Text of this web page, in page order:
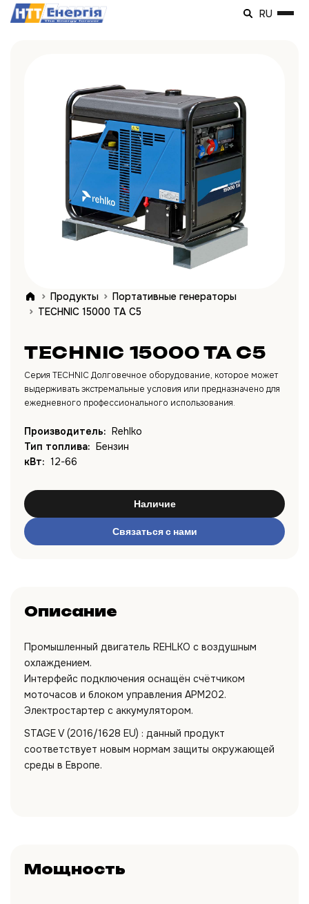
RU
Продукты
Портативные генераторы
TECHNIC 15000 TA C5
TECHNIC 15000 TA C5
Серия TECHNIC Долговечное оборудование, которое может
выдерживать экстремальные условия или предназначено для
ежедневного профессионального использования.
Производитель: Rehlko
Тип топлива: Бензин
кВт: 12-66
Наличие
Связаться с нами
Описание
Промышленный двигатель REHLKO с воздушным
охлаждением.
Интерфейс подключения оснащён счётчиком
моточасов и блоком управления APM202.
Электростартер с аккумулятором.
STAGE V (2016/1628 EU) : данный продукт
соответствует новым нормам защиты окружающей
среды в Европе.
Мощность